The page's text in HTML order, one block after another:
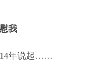
我
年说起……